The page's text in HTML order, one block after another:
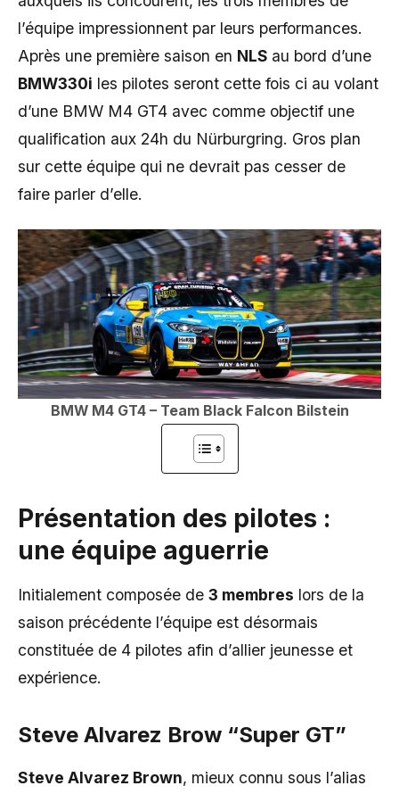
l’équipe impressionnent par leurs performances.
Après une première saison en NLS au bord d’une
BMW330i les pilotes seront cette fois ci au volant
d’une BMW M4 GT4 avec comme objectif une
qualification aux 24h du Nürburgring. Gros plan
sur cette équipe qui ne devrait pas cesser de
faire parler d’elle.
BMW M4 GT4 – Team Black Falcon Bilstein
Présentation des pilotes :
une équipe aguerrie
Initialement composée de 3 membres lors de la
saison précédente l’équipe est désormais
constituée de 4 pilotes afin d’allier jeunesse et
expérience.
Steve Alvarez Brow “Super GT”
Steve Alvarez Brown, mieux connu sous l’alias